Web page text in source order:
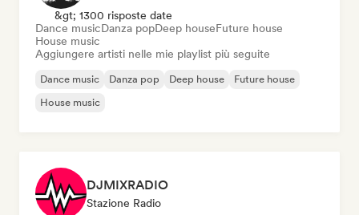
&gt; 1300 risposte date
Dance musicDanza popDeep houseFuture house
House music
Aggiungere artisti nelle mie playlist più seguite
Dance music Danza pop Deep house
Future house
House music
DJMIXRADIO
Stazione Radio